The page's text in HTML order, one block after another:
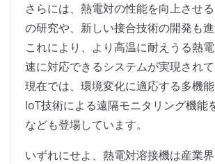
さらには、熱電対の性能を向上させ
の研究や、新しい接合技術の開発も進
これにより、より高温に耐えうる熱
速に対応できるシステムが実現されて
現在では、環境変化に適応する多機能
IoT技術による遠隔モニタリング機能
なども登場しています。
いずれにせよ、熱電対溶接機は産業